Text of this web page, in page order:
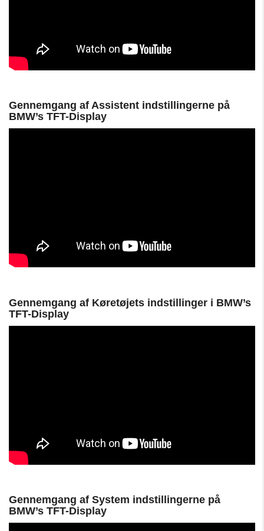
Gennemgang af Assistent indstillingerne på
BMW’s TFT-Display
Gennemgang af Køretøjets indstillinger i BMW’s
TFT-Display
Gennemgang af System indstillingerne på
BMW’s TFT-Display